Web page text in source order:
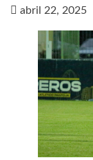
abril 22, 2025